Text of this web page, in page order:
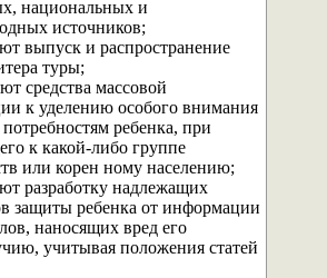
национальных и
источников;
выпуск и распространение
туры;
средства массовой
к уделению особого внимания
ребенка, при
к какой-либо группе
или корен ному населению;
разработку надлежащих
защиты ребенка от информации
наносящих вред его
учитывая положения статей